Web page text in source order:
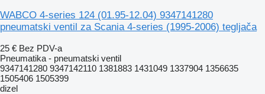
WABCO 4-series 124 (01.95-12.04) 9347141280
pneumatski ventil za Scania 4-series (1995-2006) tegljača
25 € Bez PDV-a
Pneumatika - pneumatski ventil
9347141280 9347142110 1381883 1431049 1337904 1356635
1505406 1505399
dizel